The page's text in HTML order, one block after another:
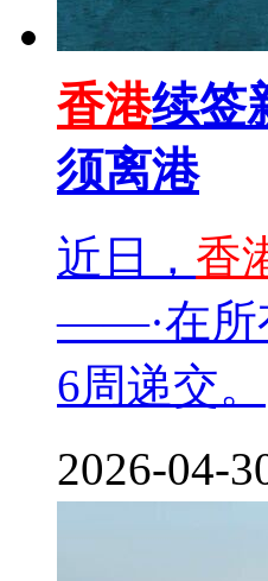
香港续签
须离港
近日， 香
——·在所
6周递交。
2026-04-